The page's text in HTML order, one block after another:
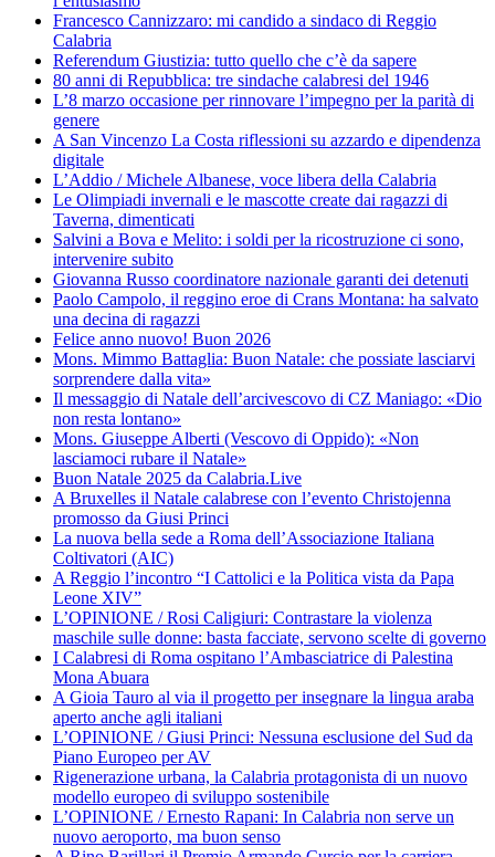
Francesco Cannizzaro: mi candido a sindaco di Reggio
Calabria
Referendum Giustizia: tutto quello che c’è da sapere
80 anni di Repubblica: tre sindache calabresi del 1946
L’8 marzo occasione per rinnovare l’impegno per la parità di
genere
A San Vincenzo La Costa riflessioni su azzardo e dipendenza
digitale
L’Addio / Michele Albanese, voce libera della Calabria
Le Olimpiadi invernali e le mascotte create dai ragazzi di
Taverna, dimenticati
Salvini a Bova e Melito: i soldi per la ricostruzione ci sono,
intervenire subito
Giovanna Russo coordinatore nazionale garanti dei detenuti
Paolo Campolo, il reggino eroe di Crans Montana: ha salvato
una decina di ragazzi
Felice anno nuovo! Buon 2026
Mons. Mimmo Battaglia: Buon Natale: che possiate lasciarvi
sorprendere dalla vita»
Il messaggio di Natale dell’arcivescovo di CZ Maniago: «Dio
non resta lontano»
Mons. Giuseppe Alberti (Vescovo di Oppido): «Non
lasciamoci rubare il Natale»
Buon Natale 2025 da Calabria.Live
A Bruxelles il Natale calabrese con l’evento Christojenna
promosso da Giusi Princi
La nuova bella sede a Roma dell’Associazione Italiana
Coltivatori (AIC)
A Reggio l’incontro “I Cattolici e la Politica vista da Papa
Leone XIV”
L’OPINIONE / Rosi Caligiuri: Contrastare la violenza
maschile sulle donne: basta facciate, servono scelte di governo
I Calabresi di Roma ospitano l’Ambasciatrice di Palestina
Mona Abuara
A Gioia Tauro al via il progetto per insegnare la lingua araba
aperto anche agli italiani
L’OPINIONE / Giusi Princi: Nessuna esclusione del Sud da
Piano Europeo per AV
Rigenerazione urbana, la Calabria protagonista di un nuovo
modello europeo di sviluppo sostenibile
L’OPINIONE / Ernesto Rapani: In Calabria non serve un
nuovo aeroporto, ma buon senso